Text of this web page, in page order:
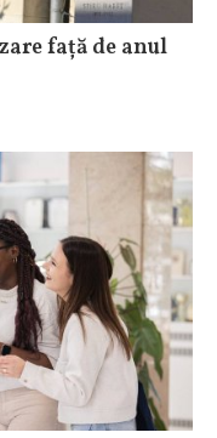
față de anul